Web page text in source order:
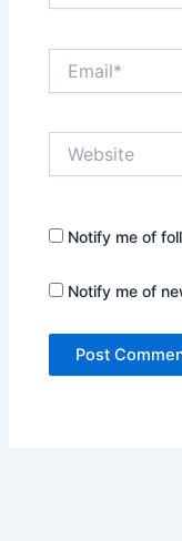
Notify me of
Notify me of